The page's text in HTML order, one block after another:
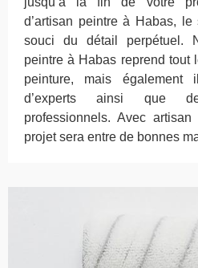
d’artisan peintre à Habas,
souci du détail perpétuel.
peintre à Habas reprend tout
peinture, mais également
d’experts ainsi que
professionnels. Avec
projet sera entre de bonnes